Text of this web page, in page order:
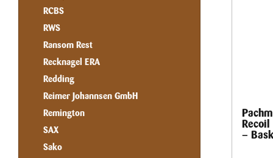
RCBS
RWS
Ransom Rest
Recknagel ERA
Redding
Reimer Johannsen GmbH
Remington
SAX
Sako
–